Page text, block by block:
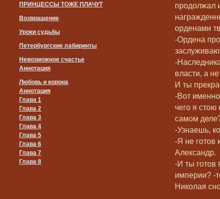
ПРИНЦЕССЫ ТОЖЕ ПЛАЧУТ
Возвращение
Уроки судьбы
Петербургские лабиринты
Невозможное счастье
Аннотация
Любовь и корона
Аннотация
Глава 1
Глава 2
Глава 3
Глава 4
Глава 5
Глава 6
Глава 7
Глава 8
продолжал
орденами
-Ордена
-
власти, а
И ты
-Вот
чего я стою
самом
-Узнаешь,
-Я не готов
Александр.
-И ты готов
империи? -
Николая